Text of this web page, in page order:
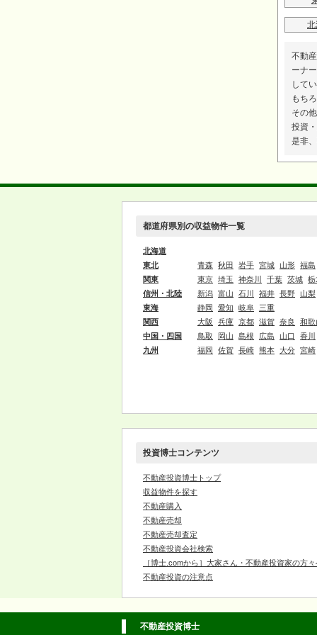
北
不動
ーナ
して
もち
その
投資
是非
都道府県別の収益物件一覧
北海道
東北
青森 秋田 岩手 宮城 山形 福島
関東
東京 埼玉 神奈川 千葉 茨城 栃
信州・北陸
新潟 富山 石川 福井 長野
山梨
東海
静岡 愛知 岐阜
三重
関西
大阪 兵庫 京都 滋賀 奈良
和歌
中国・四国
鳥取 岡山 島根 広島 山口 香川
九州
福岡 佐賀 長崎 熊本 大分 宮崎
投資博士コンテンツ
不動産投資博士トップ
収益物件を探す
不動産購入
不動産売却
不動産売却査定
不動産投資会社検索
［博士.comから］大家さん・不動産投資家の方々
不動産投資の注意点
不動産投資博士